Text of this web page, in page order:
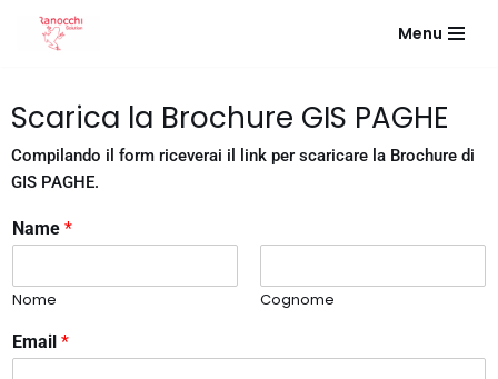
contenuto
Menu
Scarica la Brochure GIS PAGHE
Compilando il form riceverai il link per scaricare la Brochure di
GIS PAGHE.
Name *
Nome
Cognome
Email *